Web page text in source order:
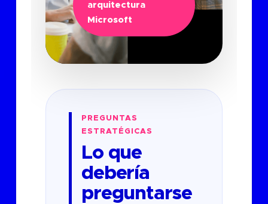
arquitectura
Microsoft
PREGUNTAS
ESTRATÉGICAS
Lo que
debería
preguntarse